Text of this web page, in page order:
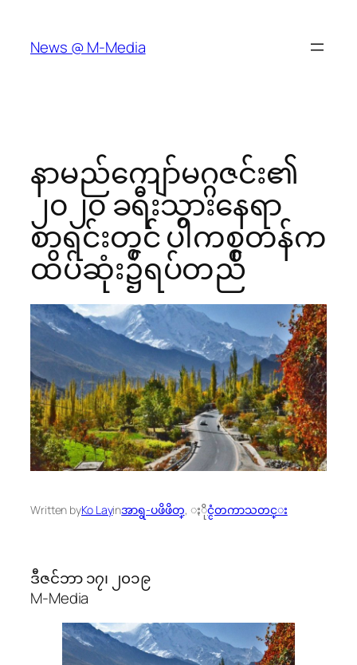
content
News @ M-Media
နာမည်ကျော်မဂ္ဂဇင်း၏
၂၀၂၀ ခရီးသွားနေရာ
စာရင်းတွင် ပါကစ္စတန်က
ထိပ်ဆုံး၌ရပ်တည်
Written byKo Layinအာရွ-ပဖိဖိတ္, ႏိုင္ငံတကာသတင္း
ဒီဇင်ဘာ ၁၇၊ ၂၀၁၉
M-Media